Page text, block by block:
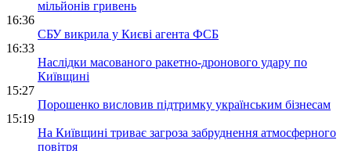
мільйонів гривень
16:36
СБУ викрила у Києві агента ФСБ
16:33
Наслідки масованого ракетно-дронового удару по
Київщині
15:27
Порошенко висловив підтримку українським бізнесам
15:19
На Київщині триває загроза забруднення атмосферного
повітря